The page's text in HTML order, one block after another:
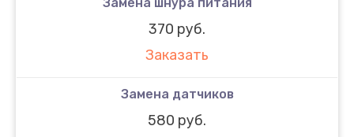
370 руб.
Заказать
Замена датчиков
580 руб.